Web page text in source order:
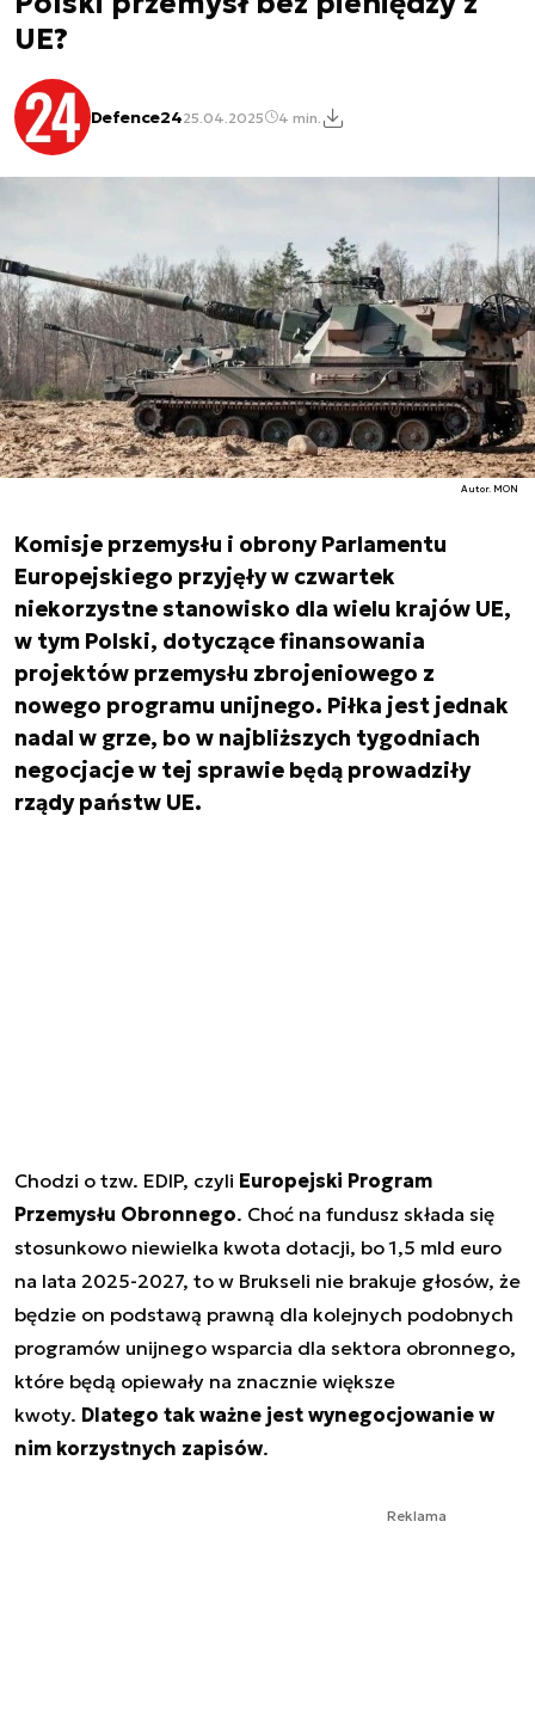
UE?
Defence2425.04.2025 4 min.
Autor. MON
Komisje przemysłu i obrony Parlamentu
Europejskiego przyjęły w czwartek
niekorzystne stanowisko dla wielu krajów UE,
w tym Polski, dotyczące finansowania
projektów przemysłu zbrojeniowego z
nowego programu unijnego. Piłka jest jednak
nadal w grze, bo w najbliższych tygodniach
negocjacje w tej sprawie będą prowadziły
rządy państw UE.
Chodzi o tzw. EDIP, czyli Europejski Program
Przemysłu Obronnego. Choć na fundusz składa się
stosunkowo niewielka kwota dotacji, bo 1,5 mld euro
na lata 2025-2027, to w Brukseli nie brakuje głosów, że
będzie on podstawą prawną dla kolejnych podobnych
programów unijnego wsparcia dla sektora obronnego,
które będą opiewały na znacznie większe
kwoty. Dlatego tak ważne jest wynegocjowanie w
nim korzystnych zapisów.
Reklama